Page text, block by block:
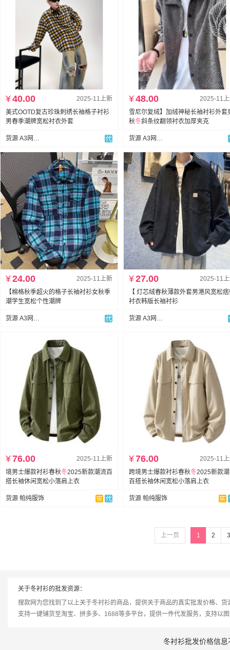
2025-11上新
¥40.00
美式OOTD复古珍珠刺绣长袖格子衬衫
男春季潮牌宽松衬衣外套
货源 A3网批男装
2025-11
¥48.00
雪尼尔复绒】加绒神秘长袖衬衫外套
秋冬斜条纹翻领衬衣加厚夹克
货源 A3网批男装
2025-11上新
¥24.00
【棉格秋季超火的格子长袖衬衫女秋季
潮学生宽松个性潮牌
货源 A3网批男装
2025-11
¥27.00
【 灯芯绒春秋薄款外套男港风宽松
衬衣韩版长袖衬衫
货源 A3网批男装
2025-11上新
¥76.00
境男士爆款衬衫春秋冬2025新款潮流百
搭长袖休闲宽松小落肩上衣
货源 帕纯服饰
2025-11
¥76.00
跨境男士爆款衬衫春秋冬2025新款
百搭长袖休闲宽松小落肩上衣
货源 帕纯服饰
上一页 1 2 3
关于冬衬衫的批发资源：
搜款网为您找到了以上关于冬衬衫的商品，提供关于商品的真实批发价格、货
支持一键铺货至淘宝、拼多多、1688等多平台，提供一件代发服务，支持以
冬衬衫批发价格信